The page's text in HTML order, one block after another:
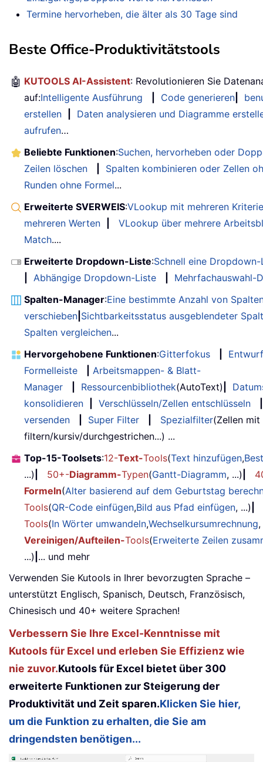
Termine hervorheben, die älter als 30 Tage sind
Beste Office-Produktivitätstools
🤖 KUTOOLS AI-Assistent: Revolutionieren Sie
auf:Intelligente Ausführung Code generieren
erstellen
Daten analysieren und Diagramme
aufrufen…
Beliebte Funktionen:Suchen, hervorheben oder
Zeilen löschen
Spalten kombinieren oder Zellen
Runden ohne Formel...
Erweiterte SVERWEIS:VLookup mit mehreren
mehreren Werten
VLookup über mehrere
Match....
Erweiterte Dropdown-Liste:Schnell eine
Abhängige Dropdown-Liste
Mehrfachauswahl-
Spalten-Manager:Eine bestimmte Anzahl von
verschieben Sichtbarkeitsstatus ausgeblendeter
Spalten vergleichen...
Hervorgehobene Funktionen:Gitterfokus
Entwurf
Formelleiste
Arbeitsmappen- & Blatt-
Manager
Ressourcenbibliothek(AutoText)
konsolidieren
Verschlüsseln/Zellen entschlüsseln
versenden
Super Filter Spezialfilter(Zellen
filtern/kursiv/durchgestrichen...) ...
Top-15-Toolsets:12-Text-Tools(Text hinzufügen,
...)
50+-Diagramm-Typen(Gantt-Diagramm, ...)
Formeln(Alter basierend auf dem Geburtstag
Tools(QR-Code einfügen,Bild aus Pfad einfügen, ...)
Tools(In Wörter umwandeln,Wechselkursumrechnung
Vereinigen/Aufteilen-Tools(Erweiterte Zeilen
...) ... und mehr
Verwenden Sie Kutools in Ihrer bevorzugten Sprache –
unterstützt Englisch, Spanisch, Deutsch, Französisch,
Chinesisch und 40+ weitere Sprachen!
Verbessern Sie Ihre Excel-Kenntnisse mit
Kutools für Excel und erleben Sie Effizienz wie
nie zuvor.Kutools für Excel bietet über 300
erweiterte Funktionen zur Steigerung der
Produktivität und Zeit sparen.Klicken Sie hier,
um die Funktion zu erhalten, die Sie am
dringendsten benötigen...